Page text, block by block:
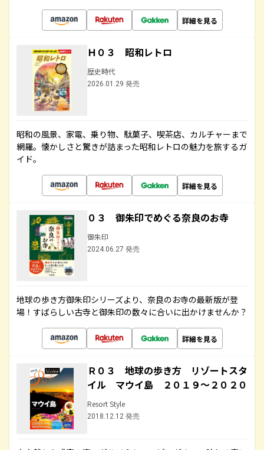
詳細を見る
Ｈ０３ 昭和レトロ
歴史時代
2026.01.29 発売
昭和の風景、家電、乗り物、駄菓子、喫茶店、カルチャーまで
網羅。懐かしさと驚きが詰まった昭和レトロの魅力を旅するガ
イド。
詳細を見る
０３ 御朱印でめぐる奈良のお寺
御朱印
2024.06.27 発売
地球の歩き方御朱印シリーズより、奈良のお寺の最新版が登
場！すばらしい古寺と御朱印の数々に合いに出かけませんか？
詳細を見る
Ｒ０３ 地球の歩き方 リゾートスタ
イル マウイ島 ２０１９～２０２０
Resort Style
2018.12.12 発売